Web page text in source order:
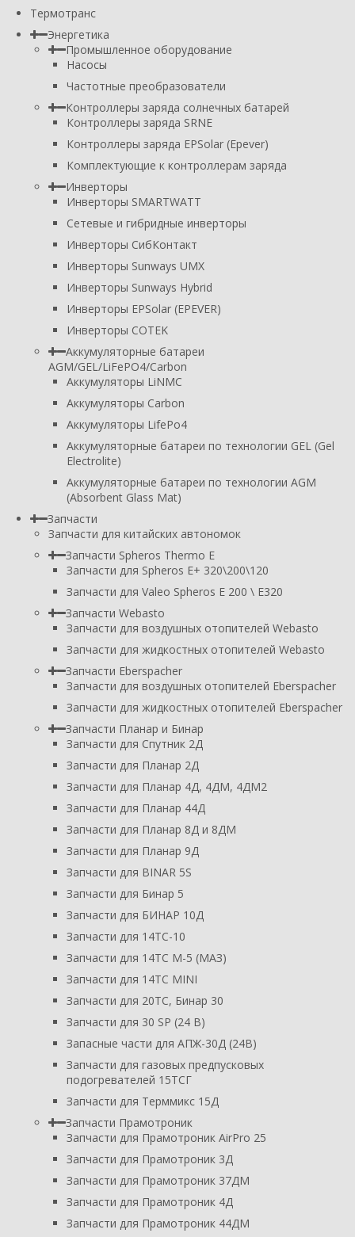
Термотранс
Энергетика
Промышленное оборудование
Насосы
Частотные преобразователи
Контроллеры заряда солнечных батарей
Контроллеры заряда SRNE
Контроллеры заряда EPSolar (Epever)
Комплектующие к контроллерам заряда
Инверторы
Инверторы SMARTWATT
Сетевые и гибридные инверторы
Инверторы СибКонтакт
Инверторы Sunways UMX
Инверторы Sunways Hybrid
Инверторы EPSolar (EPEVER)
Инверторы COTEK
Аккумуляторные батареи
AGM/GEL/LiFePO4/Carbon
Аккумуляторы LiNMC
Аккумуляторы Carbon
Аккумуляторы LifePo4
Аккумуляторные батареи по технологии GEL (Gel
Electrolite)
Аккумуляторные батареи по технологии AGM
(Absorbent Glass Mat)
Запчасти
Запчасти для китайских автономок
Запчасти Spheros Thermo E
Запчасти для Spheros E+ 320\200\120
Запчасти для Valeo Spheros E 200 \ E320
Запчасти Webasto
Запчасти для воздушных отопителей Webasto
Запчасти для жидкостных отопителей Webasto
Запчасти Eberspacher
Запчасти для воздушных отопителей Eberspacher
Запчасти для жидкостных отопителей Eberspacher
Запчасти Планар и Бинар
Запчасти для Спутник 2Д
Запчасти для Планар 2Д
Запчасти для Планар 4Д, 4ДМ, 4ДМ2
Запчасти для Планар 44Д
Запчасти для Планар 8Д и 8ДМ
Запчасти для Планар 9Д
Запчасти для BINAR 5S
Запчасти для Бинар 5
Запчасти для БИНАР 10Д
Запчасти для 14ТС-10
Запчасти для 14ТС М-5 (МАЗ)
Запчасти для 14ТС MINI
Запчасти для 20ТС, Бинар 30
Запчасти для 30 SP (24 В)
Запасные части для АПЖ-30Д (24В)
Запчасти для газовых предпусковых
подогревателей 15ТСГ
Запчасти для Терммикс 15Д
Запчасти Прамотроник
Запчасти для Прамотроник AirPro 25
Запчасти для Прамотроник 3Д
Запчасти для Прамотроник 37ДМ
Запчасти для Прамотроник 4Д
Запчасти для Прамотроник 44ДМ